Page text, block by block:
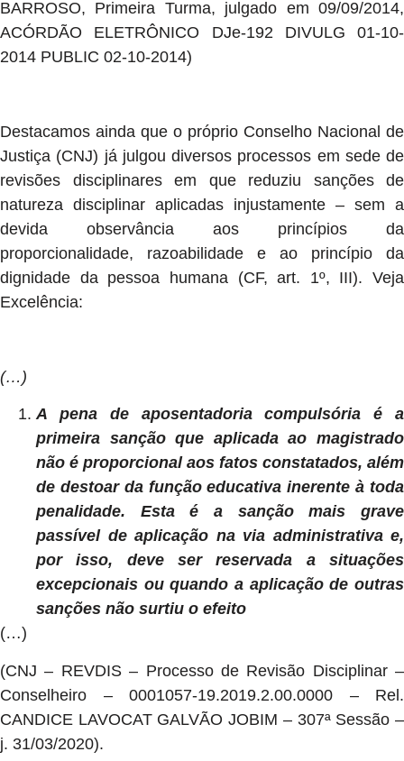
BARROSO, Primeira Turma, julgado em 09/09/2014,
ACÓRDÃO ELETRÔNICO DJe-192 DIVULG 01-10-
2014 PUBLIC 02-10-2014)
Destacamos ainda que o próprio Conselho Nacional de
Justiça (CNJ) já julgou diversos processos em sede de
revisões disciplinares em que reduziu sanções de
natureza disciplinar aplicadas injustamente – sem a
devida observância aos princípios da
proporcionalidade, razoabilidade e ao princípio da
dignidade da pessoa humana (CF, art. 1º, III). Veja
Excelência:
(…)
A pena de aposentadoria compulsória é a
primeira sanção que aplicada ao magistrado
não é proporcional aos fatos constatados, além
de destoar da função educativa inerente à toda
penalidade. Esta é a sanção mais grave
passível de aplicação na via administrativa e,
por isso, deve ser reservada a situações
excepcionais ou quando a aplicação de outras
sanções não surtiu o efeito
(…)
(CNJ – REVDIS – Processo de Revisão Disciplinar –
Conselheiro – 0001057-19.2019.2.00.0000 – Rel.
CANDICE LAVOCAT GALVÃO JOBIM – 307ª Sessão –
j. 31/03/2020).